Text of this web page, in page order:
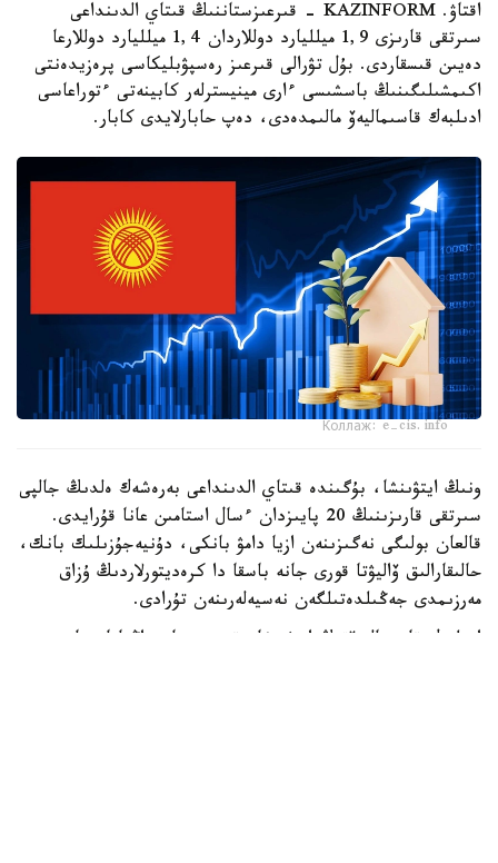
اقتاۋ. KAZINFORM - قىرعىزستاننىڭ قىتاي الدىنداعى
سىرتقى قارىزى 1,9 ميلليارد دوللاردان 1,4 ميلليارد دوللارعا
دەيىن قىسقاردى. بۇل تۋرالى قىرعىز رەسپۋبليكاسى پرەزيدەنتى
اكىمشىلىگىنىڭ باسشىسى ءارى مينيسترلەر كابينەتى ءتوراعاسى
ادىلبەك قاسىماليەۆ مالىمدەدى، دەپ حابارلايدى كابار.
Коллаж: e-cis.info
ونىڭ ايتۋىنشا، بۇگىندە قىتاي الدىنداعى بەرەشەك ەلدىڭ جالپى
سىرتقى قارىزىنىڭ 20 پايىزدان ءسال استامىن عانا قۇرايدى.
قالعان بولىگى نەگىزىنەن ازيا دامۋ بانكى، دۇنيەجۇزىلىك بانك،
حالىقارالىق ۆاليۋتا قورى جانە باسقا دا كرەديتورلاردىڭ ۇزاق
مەرزىمدى جەڭىلدەتىلگەن نەسيەلەرىنەن تۇرادى.
ادىلبەك قاسىماليەۆتىڭ ايتۋىنشا، قىرعىزستان زاڭناماسىنا